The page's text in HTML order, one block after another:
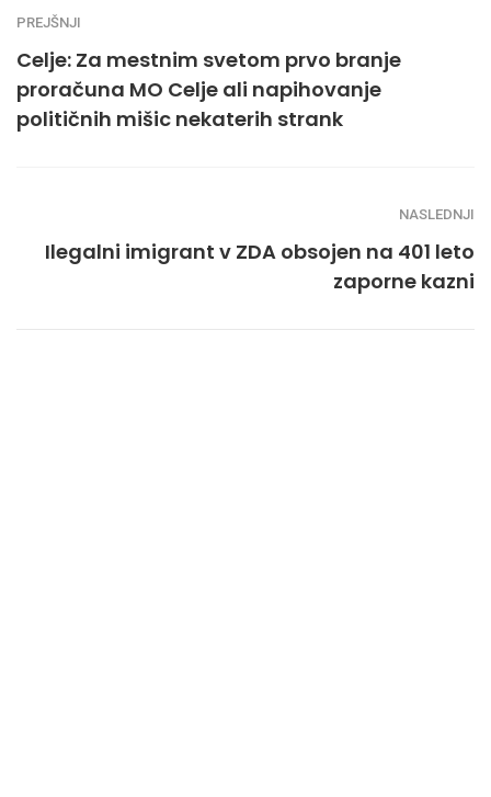
PREJŠNJI
Celje: Za mestnim svetom prvo branje
proračuna MO Celje ali napihovanje
političnih mišic nekaterih strank
NASLEDNJI
Ilegalni imigrant v ZDA obsojen na 401 leto
zaporne kazni